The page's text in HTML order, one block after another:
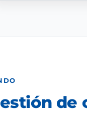
de